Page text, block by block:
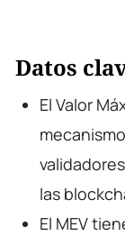
Datos
El Valor
las
El MEV